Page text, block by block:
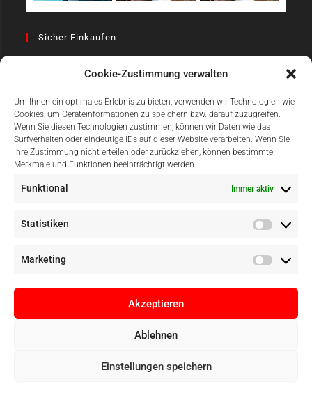
Cookie-Zustimmung verwalten
Um Ihnen ein optimales Erlebnis zu bieten, verwenden wir Technologien wie
Cookies, um Geräteinformationen zu speichern bzw. darauf zuzugreifen.
Wenn Sie diesen Technologien zustimmen, können wir Daten wie das
Surfverhalten oder eindeutige IDs auf dieser Website verarbeiten. Wenn Sie
Ihre Zustimmung nicht erteilen oder zurückziehen, können bestimmte
Merkmale und Funktionen beeinträchtigt werden.
Funktional Immer aktiv
Statistiken
Marketing
Akzeptieren
Ablehnen
Einstellungen speichern
Sicher Einkaufen
Einfach Online Bezahlen
Copyright © Digital Camera Graz 2022. Alle Rechte vorbehalten. E-
Commerce bypathways digital, Mallorca